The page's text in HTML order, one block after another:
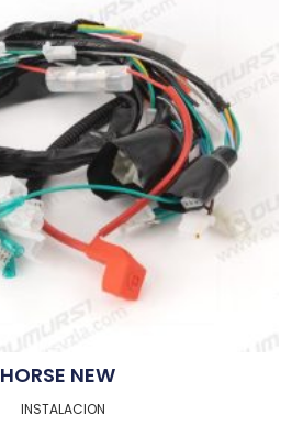
HORSE NEW
INSTALACION